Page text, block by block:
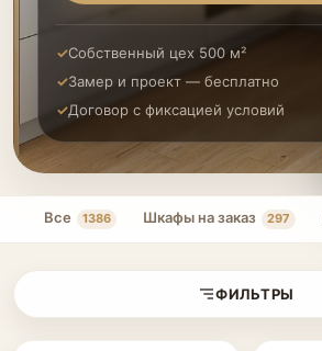
Собственный цех 500 м²
Замер и проект — бесплатно
Договор с фиксацией условий
Все 1386 Шкафы на заказ 297
ФИЛЬТРЫ